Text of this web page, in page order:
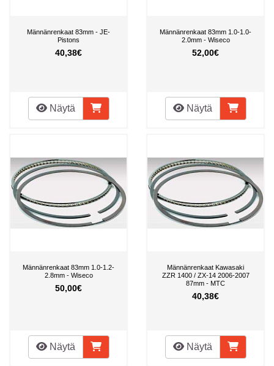
Männänrenkaat 83mm - JE-
Pistons
40,38€
Näytä
Männänrenkaat 83mm 1.0-1.0-
2.0mm - Wiseco
52,00€
Näytä
Männänrenkaat 83mm 1.0-1.2-
2.8mm - Wiseco
50,00€
Näytä
Männänrenkaat Kawasaki
ZZR 1400 / ZX-14 2006-2007
87mm - MTC
40,38€
Näytä